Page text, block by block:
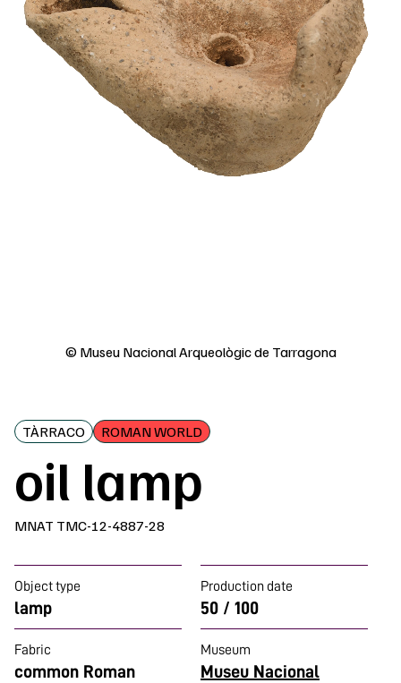
© Museu Nacional Arqueològic de Tarragona
TÀRRACO ROMAN WORLD
oil lamp
MNAT TMC-12-4887-28
Object type
lamp
Production date
50 / 100
Fabric
common Roman
Museum
Museu Nacional